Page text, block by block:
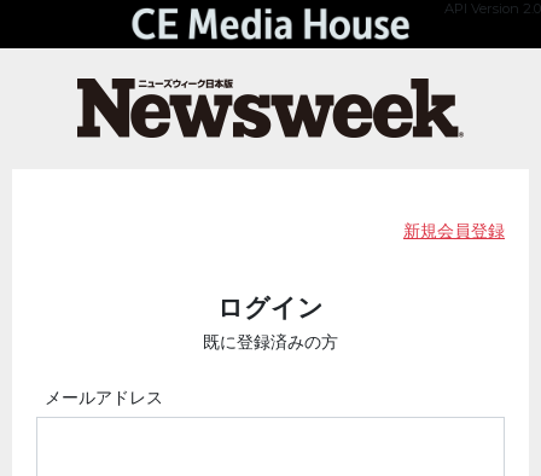
API Version 2.0
新規会員登録
ログイン
既に登録済みの方
メールアドレス